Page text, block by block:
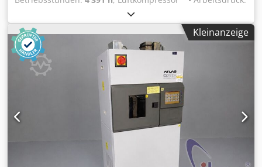
m³/min) Abmessungen: Gesamtabmessungen des C13000
37.5 Breite X 29 Tiefe X 72“ Höhe (95 Breite X 73 Tiefe X
183cm Höhe) Erforderliche Stellfläche: 41.5 Breitex 80“
Tiefe (105 Breite X 203cm Tiefe) Gesamtgewicht: 404 kg
Spannung: 380-220 V 38 A 50 Hz 〜3/N/PE 8 kW 404 kg
Zustand: gebraucht / used Lieferumfang: (Siehe Bild)
(Änderungen und Irrtümer in den technischen Daten,
Angaben sind vorbehalten!) Weitere Fragen können wir
gerne am Telefon für Sie beantworten.
11 bar • 4391 Stunden • Straßenbeleuchtung • Voll
funktionsfähig Zustand: Gebraucht Dkedpfx Aex S Nxajl Ter
Baujahr: 1981
Kleinanzeige